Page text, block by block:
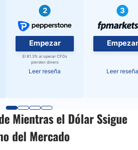
2
Empezar
El 81.3% al operar CFDs
pierden dinero
Leer reseña
3
Empezar
Leer reseña
Mientras el Dólar Ssigue
del Mercado